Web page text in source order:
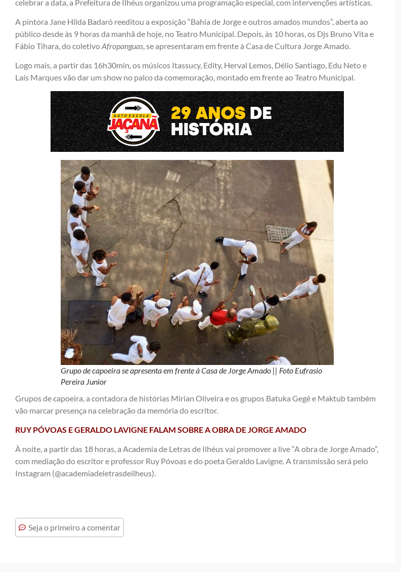
celebrar a data, a Prefeitura de Ilhéus organizou uma programação especial, com intervenções artísticas.
A pintora Jane Hilda Badaró reeditou a exposição “Bahia de Jorge e outros amados mundos”, aberta ao
público desde às 9 horas da manhã de hoje, no Teatro Municipal. Depois, às 10 horas, os Djs Bruno Vita e
Fábio Tihara, do coletivoAfropanguas, se apresentaram em frente à Casa de Cultura Jorge Amado.
Logo mais, a partir das 16h30min, os músicos Itassucy, Edity, Herval Lemos, Délio Santiago, Edu Neto e
Laís Marques vão dar um show no palco da comemoração, montado em frente ao Teatro Municipal.
Grupo de capoeira se apresenta em frente à Casa de Jorge Amado || Foto Eufrasio
Pereira Junior
Grupos de capoeira, a contadora de histórias Mirian Oliveira e os grupos Batuka Gegê e Maktub também
vão marcar presença na celebração da memória do escritor.
RUY PÓVOAS E GERALDO LAVIGNE FALAM SOBRE A OBRA DE JORGE AMADO
À noite, a partir das 18 horas, a Academia de Letras de Ilhéus vai promover a live “A obra de Jorge Amado”,
com mediação do escritor e professor Ruy Póvoas e do poeta Geraldo Lavigne. A transmissão será pelo
Instagram (@academiadeletrasdeilheus).
Seja o primeiro a comentar